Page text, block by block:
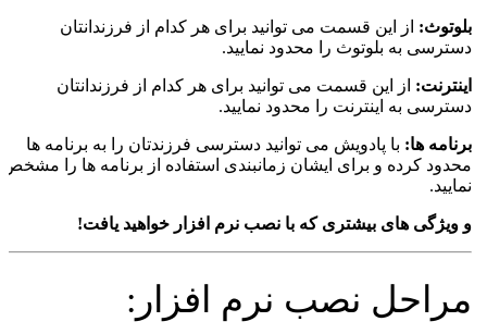
بلوتوث: از این قسمت می توانید برای هر کدام از فرزندانتان
دسترسی به بلوتوث را محدود نمایید.
اینترنت: از این قسمت می توانید برای هر کدام از فرزندانتان
دسترسی به اینترنت را محدود نمایید.
برنامه ها: با پادویش می توانید دسترسی فرزندتان را به برنامه ها
محدود کرده و برای ایشان زمانبندی استفاده از برنامه ها را مشخص
نمایید.
و ویژگی های بیشتری که با نصب نرم افزار خواهید یافت!
مراحل نصب نرم افزار: